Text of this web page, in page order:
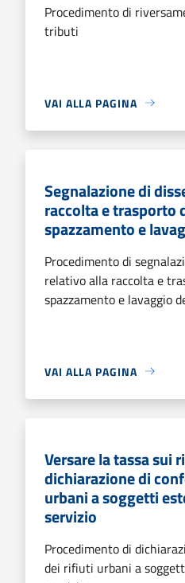
Procedimento di
tributi
VAI ALLA PAGINA
Segnalazione di
raccolta e trasporto
spazzamento e
Procedimento di
relativo alla raccolta e
spazzamento e lavaggio
VAI ALLA PAGINA
Versare la tassa sui
dichiarazione di
urbani a soggetti
servizio
Procedimento di
dei rifiuti urbani a